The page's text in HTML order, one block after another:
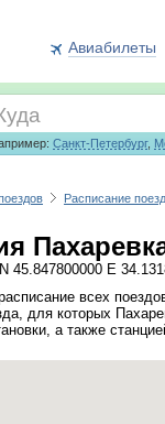
Авиабилеты
Санкт-Петербург,
Расписание
45.847800000 E
всех
для которых
а также